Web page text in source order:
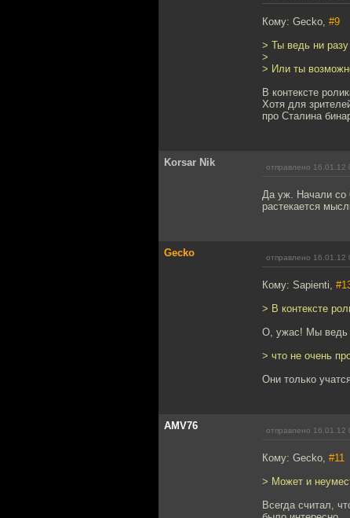
Кому: Gecko, #9
> Ты ведь ни
>
> Или ты
В контексте
Хотя для
про Сталина
Korsar Nik отправлено 16.01.12
Да уж. Начали со
растекается
Gecko отправлено 16.01.12
Кому: Sapienti,
> В контексте
О, ужас! Мы ведь
> что не очень
Они только
AMV76 отправлено 16.01.12
Кому: Gecko, #11
> Может и
Всегда считал,